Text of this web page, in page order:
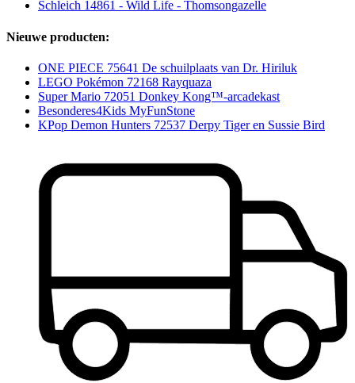
Schleich 14861 - Wild Life - Thomsongazelle
Nieuwe producten:
ONE PIECE 75641 De schuilplaats van Dr. Hiriluk
LEGO Pokémon 72168 Rayquaza
Super Mario 72051 Donkey Kong™-arcadekast
Besonderes4Kids MyFunStone
KPop Demon Hunters 72537 Derpy Tiger en Sussie Bird